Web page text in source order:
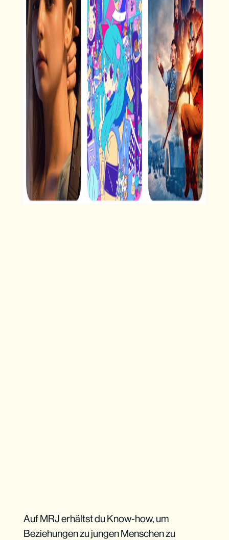
Auf MRJ erhältst du Know-how, um
Beziehungen zu jungen Menschen zu